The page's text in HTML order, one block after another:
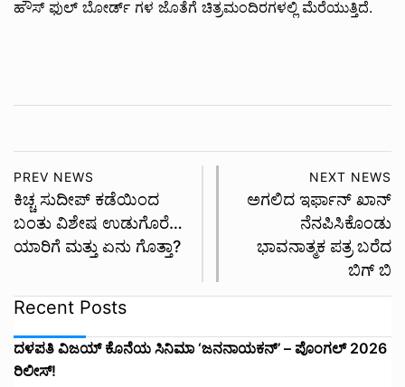
ಹೌಸ್ ಫುಲ್ ಬೋರ್ಡ್ ಗಳ ಜೊತೆಗೆ ಚಿತ್ರಮಂದಿರಗಳಲ್ಲಿ ಮೆರೆಯುತ್ತಿದೆ.
PREV NEWS
ಕಿಚ್ಚ ಸುದೀಪ್ ಕಡೆಯಿಂದ
ಬಂತು ವಿಶೇಷ ಉಡುಗೊರೆ…
ಯಾರಿಗೆ ಮತ್ತು ಏನು ಗೊತ್ತಾ?
NEXT NEWS
ಅಗಲಿದ ಇರ್ಫಾನ್ ಖಾನ್
ನೆನಪಿಸಿಕೊಂಡು
ಭಾವನಾತ್ಮಕ ಪತ್ರ ಬರೆದ
ಬಿಗ್ ಬಿ
Recent Posts
ದಳಪತಿ ವಿಜಯ್‌ ಕೊನೆಯ ಸಿನಿಮಾ ‘ಜನನಾಯಕನ್’ – ಪೊಂಗಲ್ 2026
ರಿಲೀಸ್!